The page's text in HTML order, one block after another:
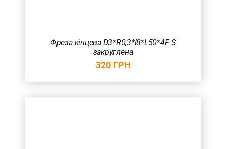
Фреза кінцева D3*R0,3*l8*L50*4F S
закруглена
320 ГРН